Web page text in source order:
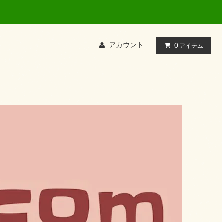
アカウント 0 アイテム